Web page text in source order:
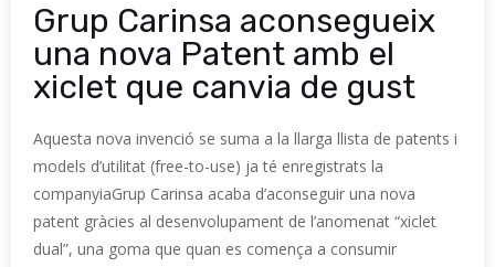
Grup Carinsa aconsegueix
una nova Patent amb el
xiclet que canvia de gust
Aquesta nova invenció se suma a la llarga llista de patents i
models d’utilitat (free-to-use) ja té enregistrats la
companyiaGrup Carinsa acaba d’aconseguir una nova
patent gràcies al desenvolupament de l’anomenat “xiclet
dual”, una goma que quan es comença a consumir